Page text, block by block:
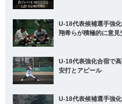
U-18代表候補選手強
翔希らが積極的に意見
U-18代表強化合宿で
安打とアピール
U-18代表候補選手強